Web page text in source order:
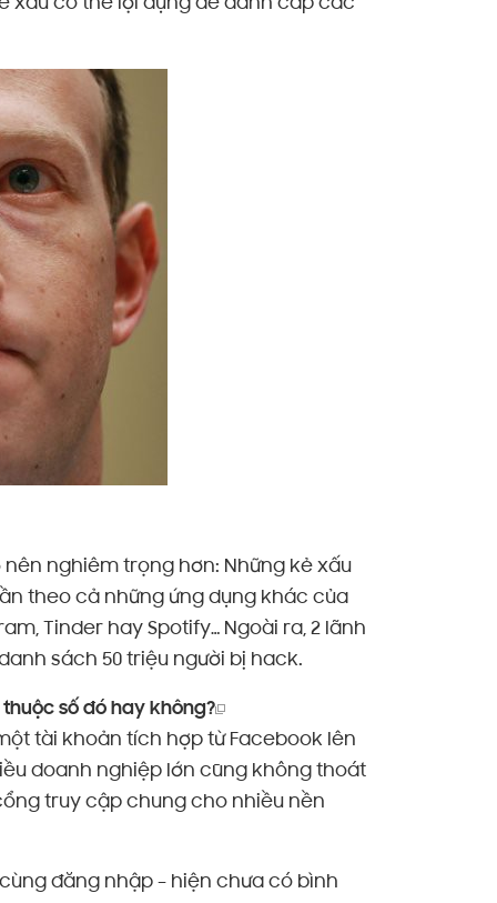
xấu có thể lợi dụng để đánh cắp các
nghiêm trọng hơn: Những kẻ xấu
theo cả những ứng dụng khác của
Tinder hay Spotify… Ngoài ra, 2 lãnh
sách 50 triệu người bị hack.
số đó hay không?
tài khoản tích hợp từ Facebook lên
doanh nghiệp lớn cũng không thoát
truy cập chung cho nhiều nền
đăng nhập – hiện chưa có bình